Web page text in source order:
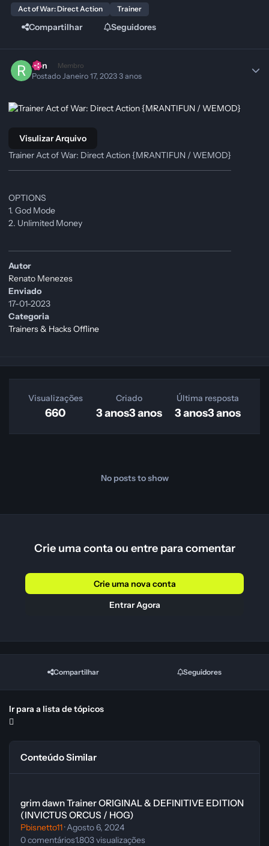
Act of War: Direct Action Trainer
Compartilhar Seguidores
Ren Membro
PostadoJaneiro 17, 20233 anos
Visulizar Arquivo
Trainer Act of War: Direct Action {MRANTIFUN / WEMOD}
OPTIONS
1. God Mode
2. Unlimited Money
Autor
Renato Menezes
Enviado
17-01-2023
Categoria
Trainers & Hacks Offline
Visualizações
660
Criado
3 anos3 anos
Última resposta
3 anos3 anos
No posts to show
Crie uma conta ou entre para comentar
Crie uma nova conta
Entrar Agora
Compartilhar Seguidores
Ir para a lista de tópicos
Conteúdo Similar
grim dawn Trainer ORIGINAL & DEFINITIVE EDITION
(INVICTUS ORCUS / HOG)
Pbisnetto11·Agosto 6, 2024
0comentários1.803visualizações